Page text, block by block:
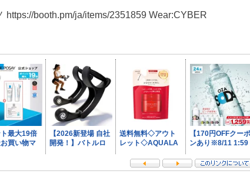
https://booth.pm/ja/items/2351859 Wear:CYBER